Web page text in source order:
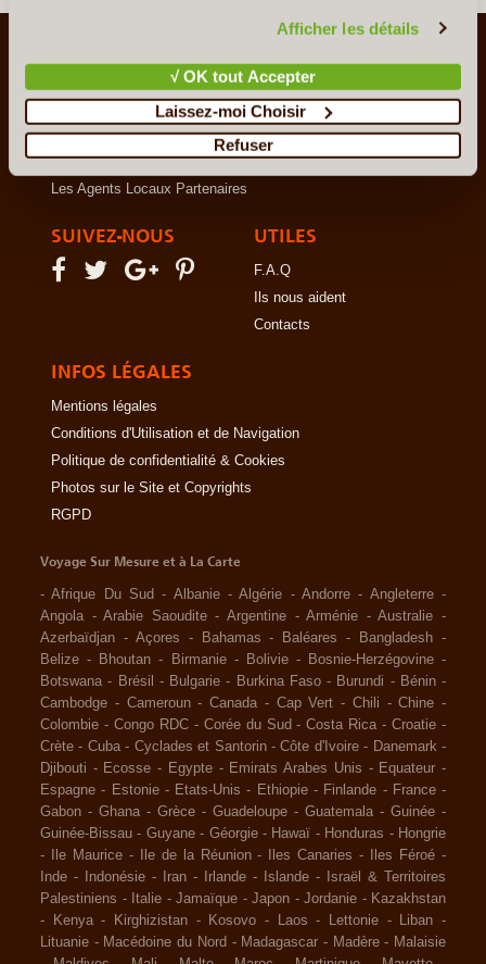
Afficher les détails
√ OK tout Accepter
Laissez-moi Choisir
Refuser
Qui sommes-nous ?
Notre Charte
Le Voyage en Direct... c'est quoi ?
Les Agents Locaux Partenaires
SUIVEZ-NOUS UTILES
F.A.Q
Ils nous aident
Contacts
INFOS LÉGALES
Mentions légales
Conditions d'Utilisation et de Navigation
Politique de confidentialité & Cookies
Photos sur le Site et Copyrights
RGPD
Voyage Sur Mesure et à La Carte
-Afrique Du Sud - Albanie -Algérie -Andorre - Angleterre -
Angola -Arabie Saoudite -Argentine -Arménie -Australie -
Azerbaïdjan - Açores - Bahamas - Baléares - Bangladesh -
Belize - Bhoutan - Birmanie - Bolivie - Bosnie-Herzégovine -
Botswana - Brésil - Bulgarie - Burkina Faso - Burundi - Bénin -
Cambodge - Cameroun - Canada - Cap Vert - Chili -Chine -
Colombie - Congo RDC - Corée du Sud -Costa Rica -Croatie -
Crète - Cuba - Cyclades et Santorin -Côte d'Ivoire - Danemark -
Djibouti - Ecosse - Egypte - Emirats Arabes Unis - Equateur -
Espagne - Estonie - Etats-Unis - Ethiopie - Finlande - France -
Gabon - Ghana - Grèce - Guadeloupe - Guatemala - Guinée -
Guinée-Bissau - Guyane - Géorgie - Hawaï - Honduras - Hongrie
-
Ile Maurice - Ile de la Réunion - Iles Canaries - Iles Féroé -
Inde - Indonésie - Iran - Irlande - Islande -
Israël & Territoires
Palestiniens - Italie - Jamaïque - Japon - Jordanie - Kazakhstan
-
Kenya - Kirghizistan - Kosovo - Laos - Lettonie - Liban -
Lituanie - Macédoine du Nord - Madagascar - Madère - Malaisie